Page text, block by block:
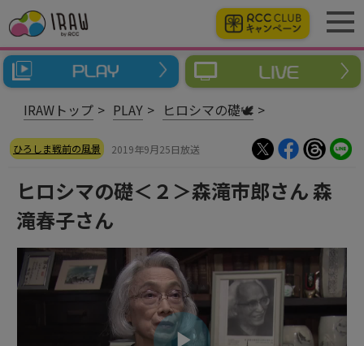
IRAWトップ PLAY ヒロシマの礎🕊
ひろしま戦前の風景 2019年9月25日放送
ヒロシマの礎＜２＞森滝市郎さん 森
滝春子さん